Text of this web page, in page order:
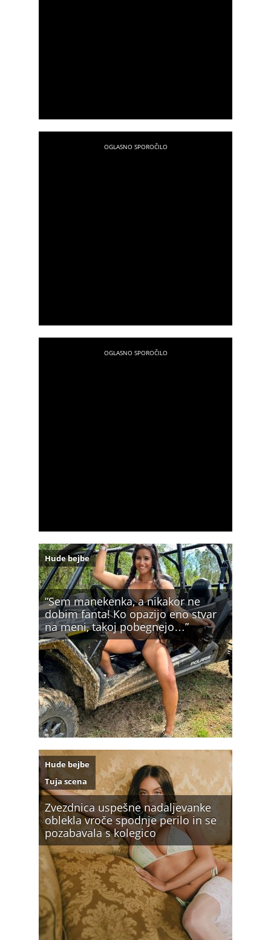
”Sem manekenka, a nikakor ne
dobim fanta! Ko opazijo eno stvar
na meni, takoj pobegnejo…”
Hude bejbe
Zvezdnica uspešne nadaljevanke
oblekla vroče spodnje perilo in se
pozabavala s kolegico
Hude bejbe
Tuja scena